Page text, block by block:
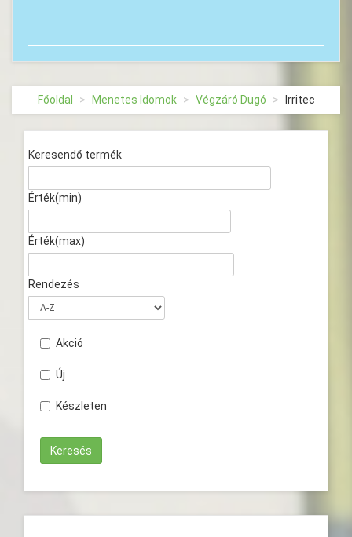
Főoldal Menetes Idomok Végzáró Dugó Irritec
Keresendő termék
Érték(min)
Érték(max)
Rendezés
Akció
Új
Készleten